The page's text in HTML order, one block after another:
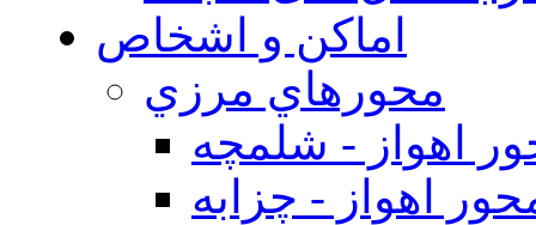
اماکن و اشخاص
محورهاي مرزي
اهواز - شلمچه
اهواز - چزابه